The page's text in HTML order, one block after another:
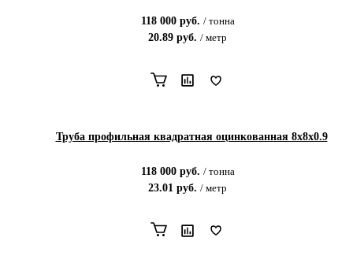
118 000руб. / тонна
20.89 руб. / метр
Труба профильная квадратная оцинкованная 8х8х0.9
118 000руб. / тонна
23.01 руб. / метр